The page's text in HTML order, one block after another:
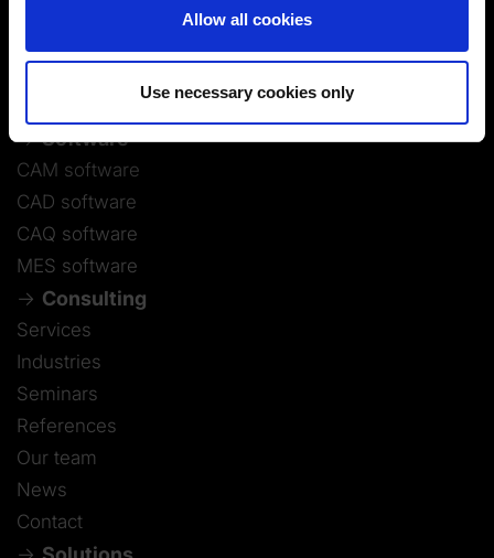
You can change or revoke your consent at any time.
Imprint|Data protection |Disclaimer of liability
Allow all cookies
Use necessary cookies only
Software
CAM software
CAD software
CAQ software
MES software
Consulting
Services
Industries
Seminars
References
Our team
News
Contact